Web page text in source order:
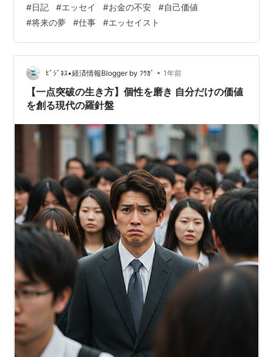
とならお金になると思って。自分の好きなことをしてお
金になるはずがない。自分にはその価値は生み出せな
い。そう思っているからお金が脅威になっている。お金
ってツールでしかないのに。お金という存在を自分より
上に掲げてしまっていた。小さい頃、世にどんな職業が
あるかもよく知らないうちにいろんな大人に「大きくな
っ…
#日記 #エッセイ #お金の不安 #自己価値
#将来の夢 #仕事 #エッセイスト
ﾋﾞｼﾞﾈｽ•経済情報Blogger by ﾌｳｶﾞ • 1年前
【一点突破の生き方】個性を磨き 自分だけの価値
を創る現代の羅針盤